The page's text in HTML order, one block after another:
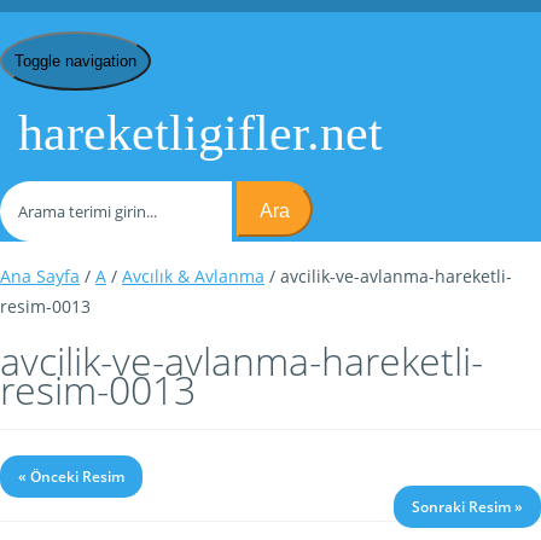
Toggle navigation
hareketligifler.net
Ara
Ana Sayfa / A / Avcılık & Avlanma / avcilik-ve-avlanma-hareketli-
resim-0013
avcilik-ve-avlanma-hareketli-
resim-0013
« Önceki Resim
Sonraki Resim »